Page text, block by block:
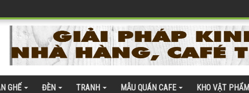
Bàn Ghế
đại
cafe
GHẾ ĐÈN TRANH MẪU QUÁN CAFE KHO VẬT PHẨM